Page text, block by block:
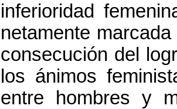
inferioridad
netamente
consecución del
los ánimos
entre hombres y